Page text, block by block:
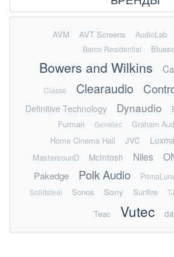
AVM AVT Screens AudioLab
Barco Residential
Bowers and Wilkins
Classe Clearaudio
Definitive Technology Dynaudio
Furman
Genelec Graham
Home Cinema Hall
JVC
MastersounD McIntosh Niles
Pakedge Polk Audio
Solidsteel Sonos Sony Sunfire
Teac Vutec